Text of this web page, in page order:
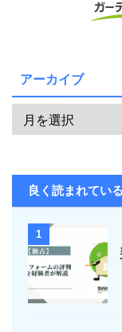
アーカイブ
良く読まれてい
1